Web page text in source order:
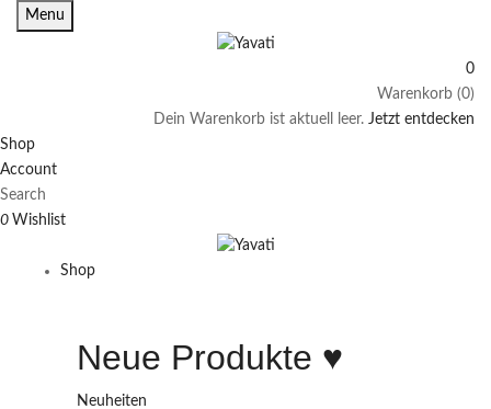
Menu
0
Warenkorb (0)
Dein Warenkorb ist aktuell leer. Jetzt entdecken
Shop
Account
Search
0 Wishlist
Shop
Neue Produkte ♥️
Neuheiten